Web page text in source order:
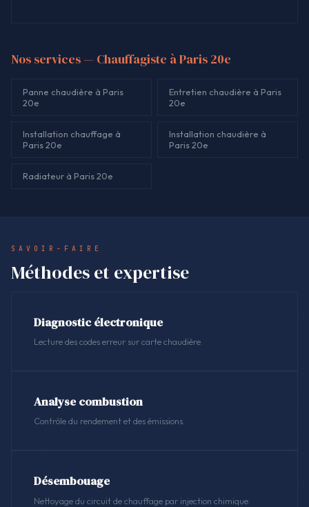
Nos services — Chauffagiste à Paris 20e
Panne chaudière à Paris
20e
Entretien chaudière à Paris
20e
Installation chauffage à
Paris 20e
Installation chaudière à
Paris 20e
Radiateur à Paris 20e
SAVOIR-FAIRE
Méthodes et expertise
Diagnostic électronique
Lecture des codes erreur sur carte chaudière.
Analyse combustion
Contrôle du rendement et des émissions.
Désembouage
Nettoyage du circuit de chauffage par injection chimique.